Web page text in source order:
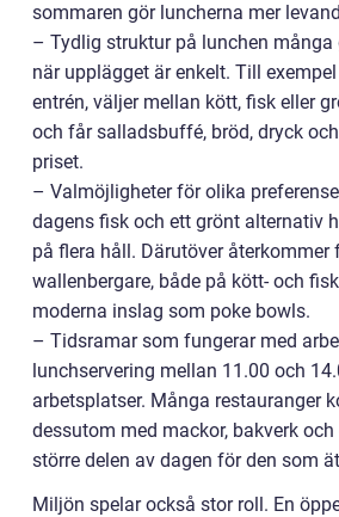
sommaren gör luncherna mer
– Tydlig struktur på lunchen
när upplägget är enkelt. Till
entrén, väljer mellan kött, fisk eller
och får salladsbuffé, bröd, dryck
priset.
– Valmöjligheter för olika
dagens fisk och ett grönt alternativ
på flera håll. Därutöver återkommer
wallenbergare, både på kött- och
moderna inslag som poke bowls.
– Tidsramar som fungerar med
lunchservering mellan 11.00 och
arbetsplatser. Många restauranger
dessutom med mackor, bakverk
större delen av dagen för den som
Miljön spelar också stor roll. En